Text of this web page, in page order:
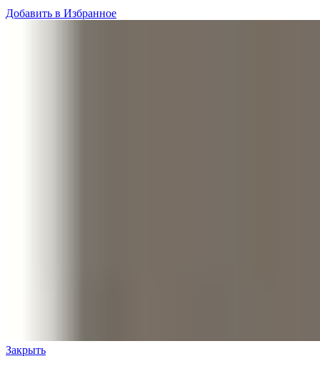
Добавить в Избранное
Закрыть